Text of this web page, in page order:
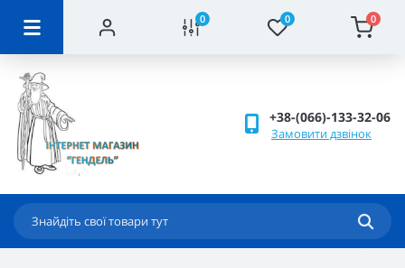
0 0 0
+38-(066)-133-32-06
Замовити дзвінок